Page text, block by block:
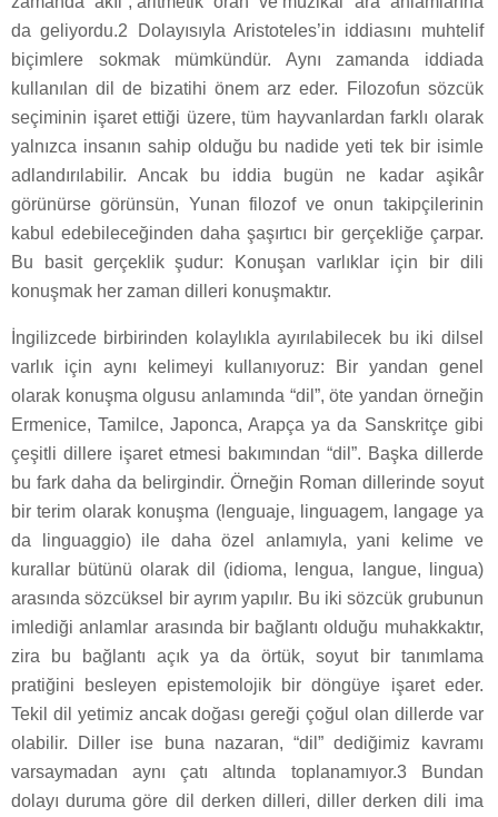
da geliyordu.2 Dolayısıyla Aristoteles’in iddiasını muhtelif
biçimlere sokmak mümkündür. Aynı zamanda iddiada
kullanılan dil de bizatihi önem arz eder. Filozofun sözcük
seçiminin işaret ettiği üzere, tüm hayvanlardan farklı olarak
yalnızca insanın sahip olduğu bu nadide yeti tek bir isimle
adlandırılabilir. Ancak bu iddia bugün ne kadar aşikâr
görünürse görünsün, Yunan filozof ve onun takipçilerinin
kabul edebileceğinden daha şaşırtıcı bir gerçekliğe çarpar.
Bu basit gerçeklik şudur: Konuşan varlıklar için bir dili
konuşmak her zaman dilleri konuşmaktır.
İngilizcede birbirinden kolaylıkla ayırılabilecek bu iki dilsel
varlık için aynı kelimeyi kullanıyoruz: Bir yandan genel
olarak konuşma olgusu anlamında “dil”, öte yandan örneğin
Ermenice, Tamilce, Japonca, Arapça ya da Sanskritçe gibi
çeşitli dillere işaret etmesi bakımından “dil”. Başka dillerde
bu fark daha da belirgindir. Örneğin Roman dillerinde soyut
bir terim olarak konuşma (lenguaje, linguagem, langage ya
da linguaggio) ile daha özel anlamıyla, yani kelime ve
kurallar bütünü olarak dil (idioma, lengua, langue, lingua)
arasında sözcüksel bir ayrım yapılır. Bu iki sözcük grubunun
imlediği anlamlar arasında bir bağlantı olduğu muhakkaktır,
zira bu bağlantı açık ya da örtük, soyut bir tanımlama
pratiğini besleyen epistemolojik bir döngüye işaret eder.
Tekil dil yetimiz ancak doğası gereği çoğul olan dillerde var
olabilir. Diller ise buna nazaran, “dil” dediğimiz kavramı
varsaymadan aynı çatı altında toplanamıyor.3 Bundan
dolayı duruma göre dil derken dilleri, diller derken dili ima